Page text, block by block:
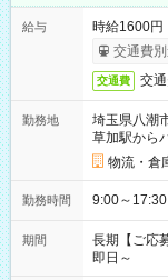
給与
時給1600円
交通費
交通費 交
勤務地
埼玉県八潮
草加駅から
物流・倉
勤務時間
期間
長期【ご応
即日～